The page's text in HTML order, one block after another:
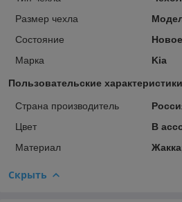
Размер чехла
Состояние
Новое
Марка
Kia
Пользовательские характеристики
Страна производитель
Цвет
В
Материал
Скрыть